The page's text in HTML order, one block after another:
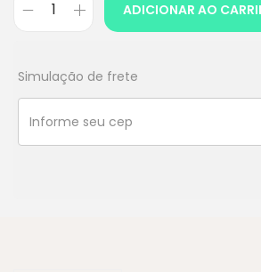
ADICIONAR AO
Simulação de frete